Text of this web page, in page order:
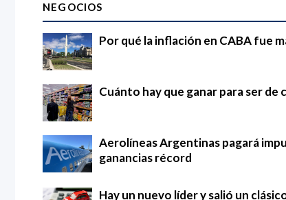
NEGOCIOS
Por qué la inflación en CABA fue
Cuánto hay que ganar para ser de
Aerolíneas Argentinas pagará
ganancias récord
Hay un nuevo líder y salió un